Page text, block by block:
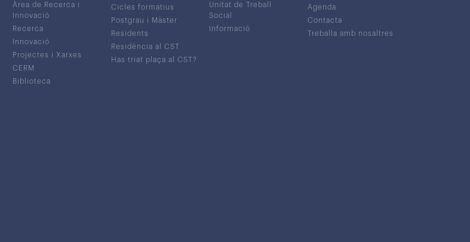
Àrea de Recerca i
Innovació
Recerca
Innovació
Projectes i Xarxes
CERM
Biblioteca
Cicles formatius
Postgrau i Màster
Residents
Residència al CST
Has triat plaça al CST?
Unitat de Treball
Social
Informació
Agenda
Contacta
Treballa amb nosaltres